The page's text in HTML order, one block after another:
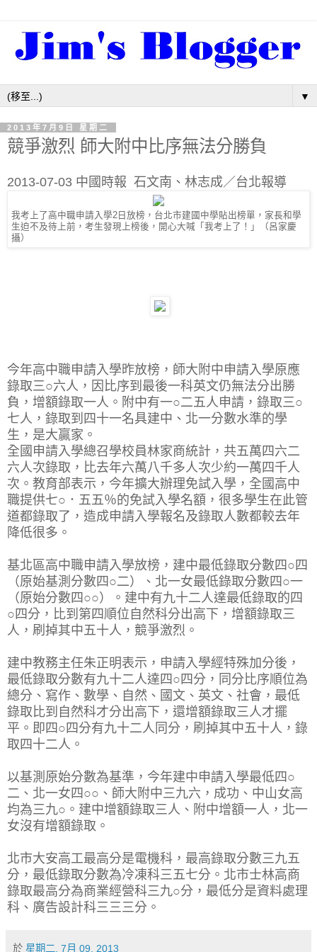
▼
2013年7月9日 星期二
競爭激烈 師大附中比序無法分勝負
2013-07-03 中國時報 石文南、林志成／台北報導
我考上了高中職申請入學2日放榜，台北市建國中學貼出榜單，家長和學
生迫不及待上前，考生發現上榜後，開心大喊「我考上了！」（呂家慶
攝）
今年高中職申請入學昨放榜，師大附中申請入學原應
錄取三○六人，因比序到最後一科英文仍無法分出勝
負，增額錄取一人。附中有一○二五人申請，錄取三○
七人，錄取到四十一名具建中、北一分數水準的學
生，是大贏家。
全國申請入學總召學校員林家商統計，共五萬四六二
六人次錄取，比去年六萬八千多人次少約一萬四千人
次。教育部表示，今年擴大辦理免試入學，全國高中
職提供七○．五五％的免試入學名額，很多學生在此管
道都錄取了，造成申請入學報名及錄取人數都較去年
降低很多。
基北區高中職申請入學放榜，建中最低錄取分數四○四
（原始基測分數四○二）、北一女最低錄取分數四○一
（原始分數四○○）。建中有九十二人達最低錄取的四
○四分，比到第四順位自然科分出高下，增額錄取三
人，刷掉其中五十人，競爭激烈。
建中教務主任朱正明表示，申請入學經特殊加分後，
最低錄取分數有九十二人達四○四分，同分比序順位為
總分、寫作、數學、自然、國文、英文、社會，最低
錄取比到自然科才分出高下，還增額錄取三人才擺
平。即四○四分有九十二人同分，刷掉其中五十人，錄
取四十二人。
以基測原始分數為基準，今年建中申請入學最低四○
二、北一女四○○、師大附中三九六，成功、中山女高
均為三九○。建中增額錄取三人、附中增額一人，北一
女沒有增額錄取。
北市大安高工最高分是電機科，最高錄取分數三九五
分，最低錄取分數為冷凍科三五七分。北市士林高商
錄取最高分為商業經營科三九○分，最低分是資料處理
科、廣告設計科三三三分。
於 星期二, 7月 09, 2013